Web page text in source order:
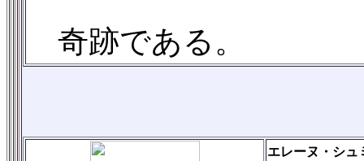
奇跡である。
エレーヌ・シュ